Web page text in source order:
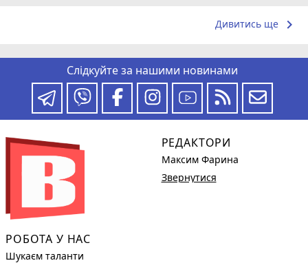
Дивитись ще keyboard_arrow_right
Слідкуйте за нашими новинами
РОБОТА У НАС
Шукаєм таланти
РЕДАКТОРИ
Максим Фарина
Звернутися